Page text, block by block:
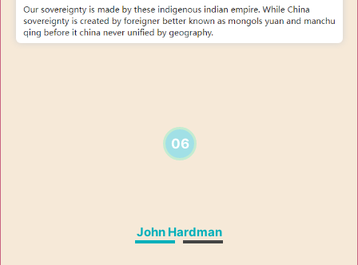
06
John Hardman